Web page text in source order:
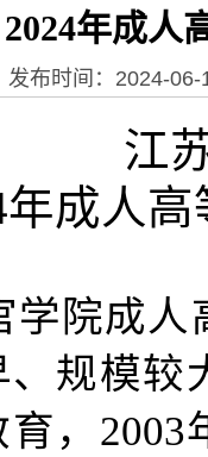
2024年成人
发布时间：2024-06-
江
年成人高
学院成人
、规模较
， 2003